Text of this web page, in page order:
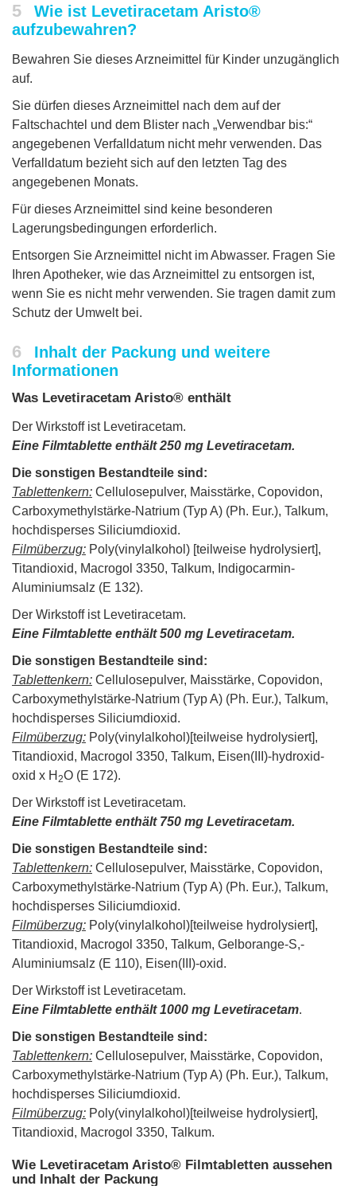
5
Wie ist Levetiracetam Aristo®
aufzubewahren?
Bewahren Sie dieses Arzneimittel für Kinder unzugänglich
auf.
Sie dürfen dieses Arzneimittel nach dem auf der
Faltschachtel und dem Blister nach „Verwendbar bis:“
angegebenen Verfalldatum nicht mehr verwenden. Das
Verfalldatum bezieht sich auf den letzten Tag des
angegebenen Monats.
Für dieses Arzneimittel sind keine besonderen
Lagerungsbedingungen erforderlich.
Entsorgen Sie Arzneimittel nicht im Abwasser. Fragen Sie
Ihren Apotheker, wie das Arzneimittel zu entsorgen ist,
wenn Sie es nicht mehr verwenden. Sie tragen damit zum
Schutz der Umwelt bei.
6
Inhalt der Packung und weitere
Informationen
Was Levetiracetam Aristo® enthält
Der Wirkstoff ist Levetiracetam.
Eine Filmtablette enthält 250 mg Levetiracetam.
Die sonstigen Bestandteile sind:
Tablettenkern: Cellulosepulver, Maisstärke, Copovidon,
Carboxymethylstärke-Natrium (Typ A) (Ph. Eur.), Talkum,
hochdisperses Siliciumdioxid.
Filmüberzug: Poly(vinylalkohol) [teilweise hydrolysiert],
Titandioxid, Macrogol 3350, Talkum, Indigocarmin-
Aluminiumsalz (E 132).
Der Wirkstoff ist Levetiracetam.
Eine Filmtablette enthält 500 mg Levetiracetam.
Die sonstigen Bestandteile sind:
Tablettenkern: Cellulosepulver, Maisstärke, Copovidon,
Carboxymethylstärke-Natrium (Typ A) (Ph. Eur.), Talkum,
hochdisperses Siliciumdioxid.
Filmüberzug: Poly(vinylalkohol)[teilweise hydrolysiert],
Titandioxid, Macrogol 3350, Talkum, Eisen(III)-hydroxid-
oxid x H 2O (E 172).
Der Wirkstoff ist Levetiracetam.
Eine Filmtablette enthält 750 mg Levetiracetam.
Die sonstigen Bestandteile sind:
Tablettenkern: Cellulosepulver, Maisstärke, Copovidon,
Carboxymethylstärke-Natrium (Typ A) (Ph. Eur.), Talkum,
hochdisperses Siliciumdioxid.
Filmüberzug: Poly(vinylalkohol)[teilweise hydrolysiert],
Titandioxid, Macrogol 3350, Talkum, Gelborange-S,-
Aluminiumsalz (E 110), Eisen(III)-oxid.
Der Wirkstoff ist Levetiracetam.
Eine Filmtablette enthält 1000 mg Levetiracetam.
Die sonstigen Bestandteile sind:
Tablettenkern: Cellulosepulver, Maisstärke, Copovidon,
Carboxymethylstärke-Natrium (Typ A) (Ph. Eur.), Talkum,
hochdisperses Siliciumdioxid.
Filmüberzug: Poly(vinylalkohol)[teilweise hydrolysiert],
Titandioxid, Macrogol 3350, Talkum.
Wie Levetiracetam Aristo® Filmtabletten aussehen
und Inhalt der Packung